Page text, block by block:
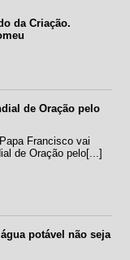
da Criação.
de Oração pelo
Francisco vai
de Oração pelo[...]
potável não seja